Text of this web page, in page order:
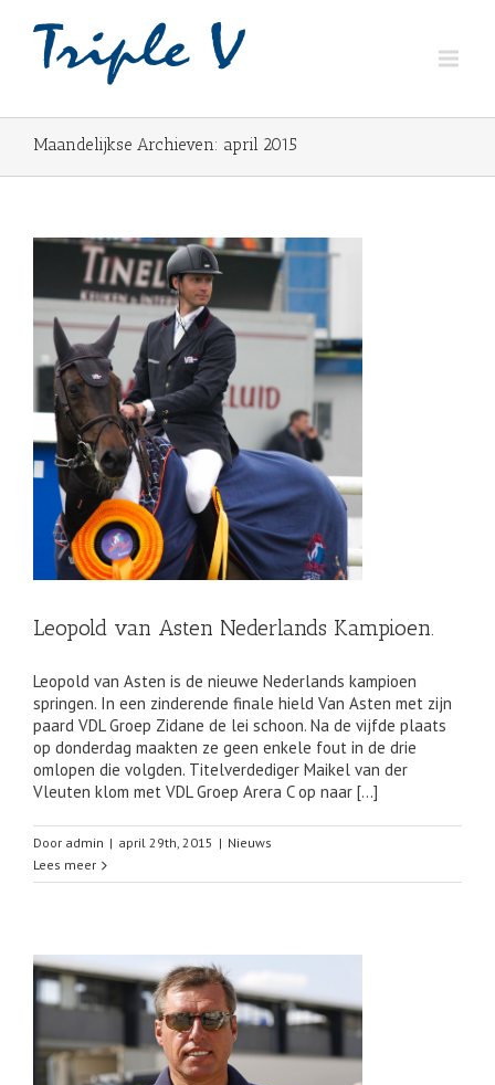
Maandelijkse Archieven: april 2015
Leopold van Asten Nederlands Kampioen.
Leopold van Asten is de nieuwe Nederlands kampioen
springen. In een zinderende finale hield Van Asten met zijn
paard VDL Groep Zidane de lei schoon. Na de vijfde plaats
op donderdag maakten ze geen enkele fout in de drie
omlopen die volgden. Titelverdediger Maikel van der
Vleuten klom met VDL Groep Arera C op naar […]
Door admin | april 29th, 2015 | Nieuws
Lees meer